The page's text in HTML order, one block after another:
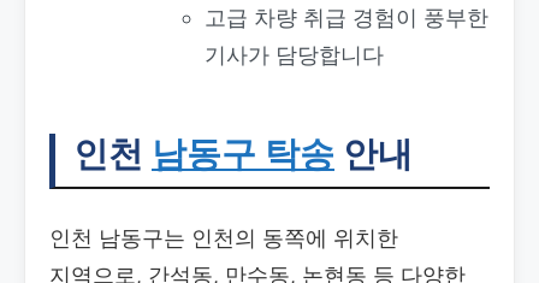
고급 차량 취급 경험이 풍부한
기사가 담당합니다
인천 남동구 탁송 안내
인천 남동구는 인천의 동쪽에 위치한
지역으로, 간석동, 만수동, 논현동 등 다양한